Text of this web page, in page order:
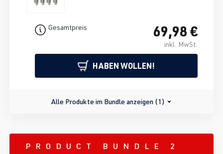
Gesamtpreis 69,98 €
inkl. MwSt.
HABEN WOLLEN!
Alle Produkte im Bundle anzeigen (1)
PRODUCT BUNDLE 2